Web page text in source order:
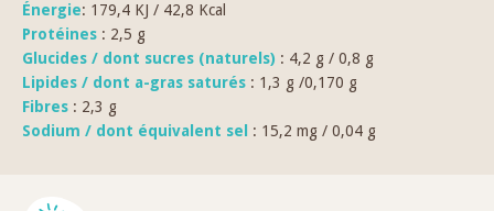
Énergie: 179,4 KJ / 42,8 Kcal
Protéines : 2,5 g
Glucides / dont sucres (naturels) : 4,2 g / 0,8 g
Lipides / dont a-gras saturés : 1,3 g /0,170 g
Fibres : 2,3 g
Sodium / dont équivalent sel
: 15,2 mg / 0,04 g